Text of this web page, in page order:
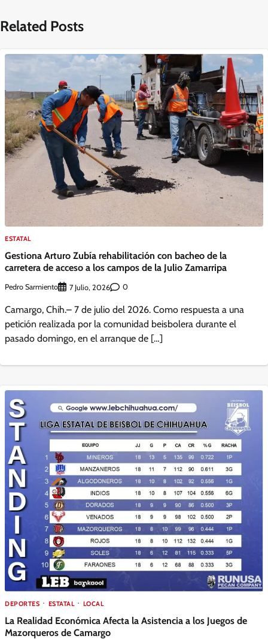
Related Posts
ESTATAL
Gestiona Arturo Zubía rehabilitación con bacheo de la
carretera de acceso a los campos de la Julio Zamarripa
Pedro Sarmiento 7 Julio, 2026 0
Camargo, Chih.– 7 de julio del 2026. Como respuesta a una
petición realizada por la comunidad beisbolera durante el
pasado domingo, en el arranque de […]
DEPORTES ESTATAL LOCAL
La Realidad Económica Afecta la Asistencia a los Juegos de
Mazorqueros de Camargo